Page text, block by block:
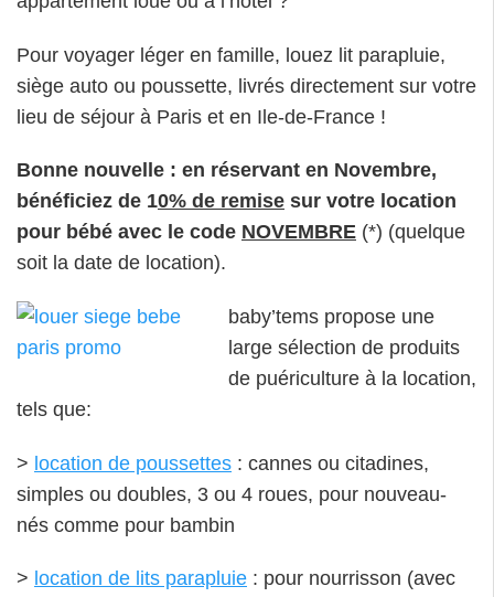
Pour voyager léger en famille, louez lit parapluie,
siège auto ou poussette, livrés directement sur votre
lieu de séjour à Paris et en Ile-de-France !
Bonne nouvelle : en réservant en Novembre,
bénéficiez de 10% de remise sur votre location
pour bébé avec le code NOVEMBRE (*) (quelque
soit la date de location).
baby’tems propose une
large sélection de produits
de puériculture à la location,
tels que:
> location de poussettes : cannes ou citadines,
simples ou doubles, 3 ou 4 roues, pour nouveau-
nés comme pour bambin
> location de lits parapluie : pour nourrisson (avec